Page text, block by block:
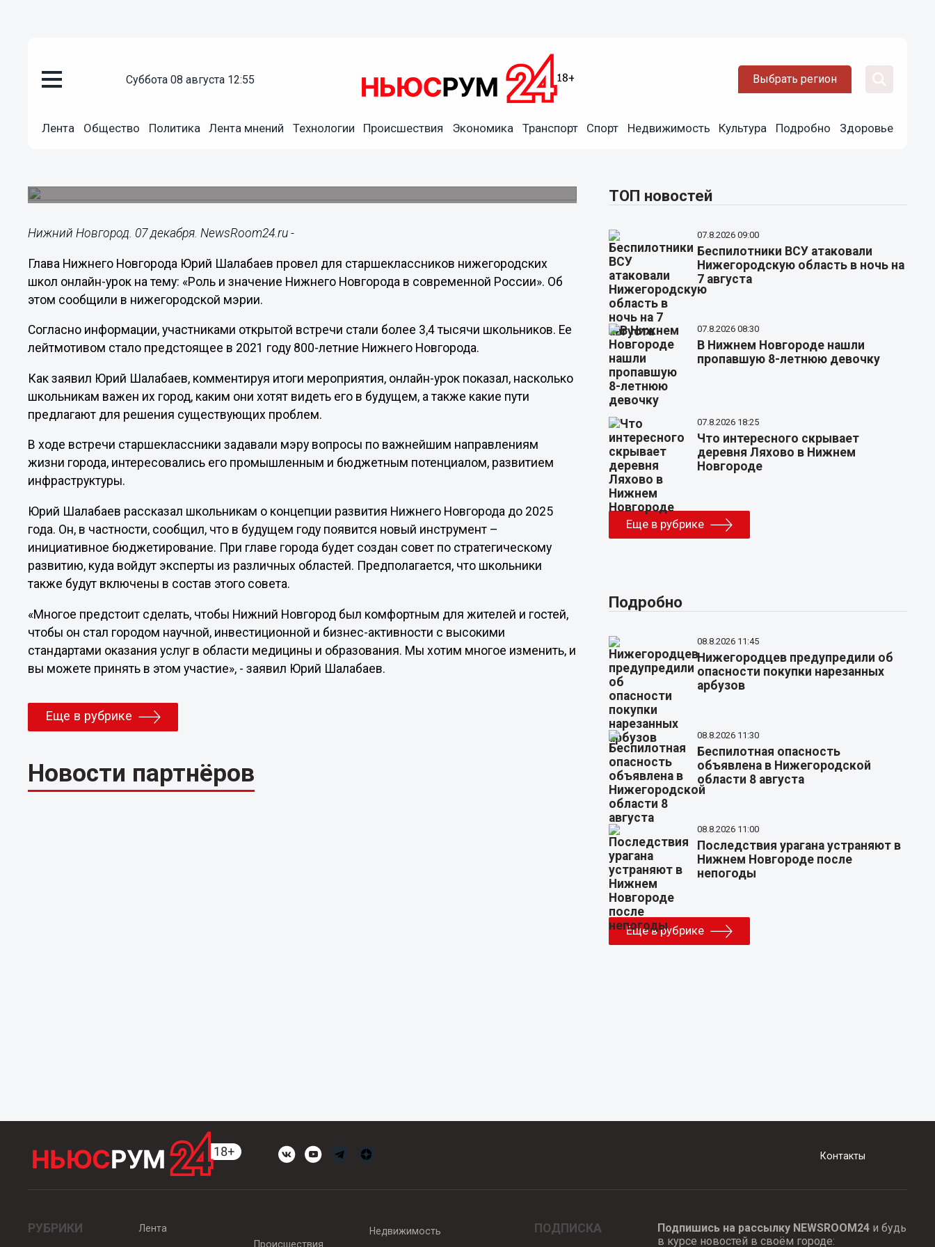
суббота 08 августа 12:55 Выбрать регион
Лента Общество Политика Лента мнений Технологии Происшествия Экономика Транспорт Спорт Недвижимость Культура Подробно Здоровье
Юрий Шалабаев провел онлайн-урок для 3,5 тысячи
Нижний Новгород. 07 декабря. NewsRoom24.ru -
Глава Нижнего Новгорода Юрий Шалабаев провел для старшеклассников нижегородских
школ онлайн-урок на тему: «Роль и значение Нижнего Новгорода в современной России». Об
этом сообщили в нижегородской мэрии.
Согласно информации, участниками открытой встречи стали более 3,4 тысячи школьников. Ее
лейтмотивом стало предстоящее в 2021 году 800-летние Нижнего Новгорода.
Как заявил Юрий Шалабаев, комментируя итоги мероприятия, онлайн-урок показал, насколько
школьникам важен их город, каким они хотят видеть его в будущем, а также какие пути
предлагают для решения существующих проблем.
В ходе встречи старшеклассники задавали мэру вопросы по важнейшим направлениям
жизни города, интересовались его промышленным и бюджетным потенциалом, развитием
инфраструктуры.
Юрий Шалабаев рассказал школьникам о концепции развития Нижнего Новгорода до 2025
года. Он, в частности, сообщил, что в будущем году появится новый инструмент –
инициативное бюджетирование. При главе города будет создан совет по стратегическому
развитию, куда войдут эксперты из различных областей. Предполагается, что школьники
также будут включены в состав этого совета.
«Многое предстоит сделать, чтобы Нижний Новгород был комфортным для жителей и гостей,
чтобы он стал городом научной, инвестиционной и бизнес-активности с высокими
стандартами оказания услуг в области медицины и образования. Мы хотим многое изменить, и
вы можете принять в этом участие», - заявил Юрий Шалабаев.
Еще в рубрике
Новости партнёров
ТОП новостей
07.8.2026 09:00
Беспилотники ВСУ атаковали
Нижегородскую область в ночь на
7 августа
07.8.2026 08:30
В Нижнем Новгороде нашли
пропавшую 8-летнюю девочку
07.8.2026 18:25
Что интересного скрывает
деревня Ляхово в Нижнем
Новгороде
Еще в рубрике
Подробно
08.8.2026 11:45
Нижегородцев предупредили об
опасности покупки нарезанных
арбузов
08.8.2026 11:30
Беспилотная опасность
объявлена в Нижегородской
области 8 августа
08.8.2026 11:00
Последствия урагана устраняют в
Нижнем Новгороде после
непогоды
Еще в рубрике
Контакты
РУБРИКИ
Лента
Происшествия
Недвижимость ПОДПИСКА Подпишись на рассылку NEWSROOM24и будь
в курсе новостей в своём городе: